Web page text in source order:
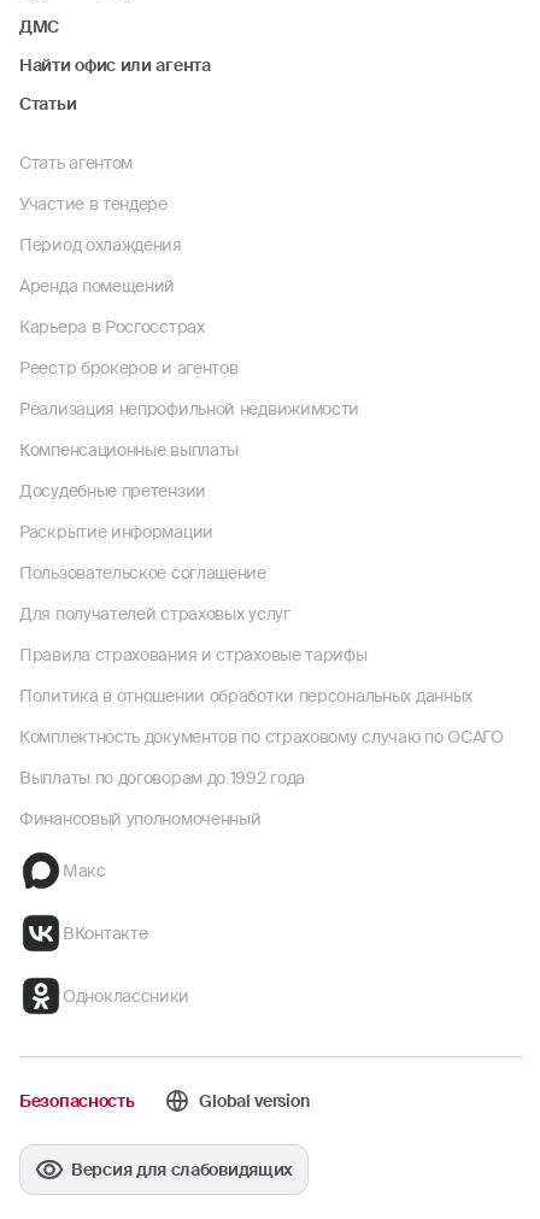
ДМС
Найти офис или агента
Статьи
Стать агентом
Участие в тендере
Период охлаждения
Аренда помещений
Карьера в Росгосстрах
Реестр брокеров и агентов
Реализация непрофильной недвижимости
Компенсационные выплаты
Досудебные претензии
Раскрытие информации
Пользовательское соглашение
Для получателей страховых услуг
Правила страхования и страховые тарифы
Политика в отношении обработки персональных данных
Комплектность документов по страховому случаю по ОСАГО
Выплаты по договорам до 1992 года
Финансовый уполномоченный
Макс
ВКонтакте
Одноклассники
Безопасность Global version
Версия для слабовидящих